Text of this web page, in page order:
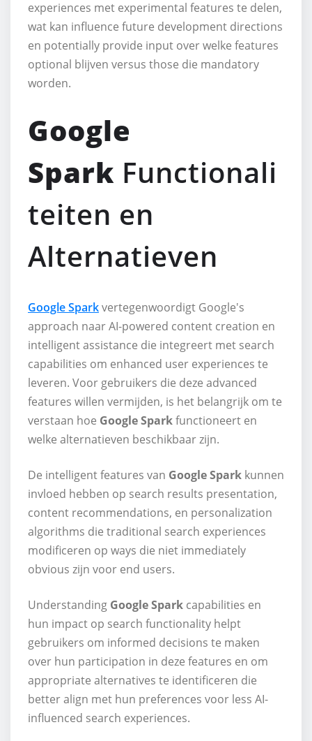
experiences met experimental features te delen,
wat kan influence future development directions
en potentially provide input over welke features
optional blijven versus those die mandatory
worden.
Google
Spark Functionali
teiten en
Alternatieven
Google Sparkvertegenwoordigt Google's
approach naar AI-powered content creation en
intelligent assistance die integreert met search
capabilities om enhanced user experiences te
leveren. Voor gebruikers die deze advanced
features willen vermijden, is het belangrijk om te
verstaan hoe Google Sparkfunctioneert en
welke alternatieven beschikbaar zijn.
De intelligent features van Google Spark kunnen
invloed hebben op search results presentation,
content recommendations, en personalization
algorithms die traditional search experiences
modificeren op ways die niet immediately
obvious zijn voor end users.
Understanding Google Spark capabilities en
hun impact op search functionality helpt
gebruikers om informed decisions te maken
over hun participation in deze features en om
appropriate alternatives te identificeren die
better align met hun preferences voor less AI-
influenced search experiences.